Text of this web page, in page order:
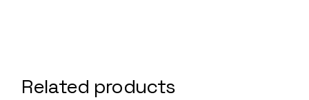
Related products